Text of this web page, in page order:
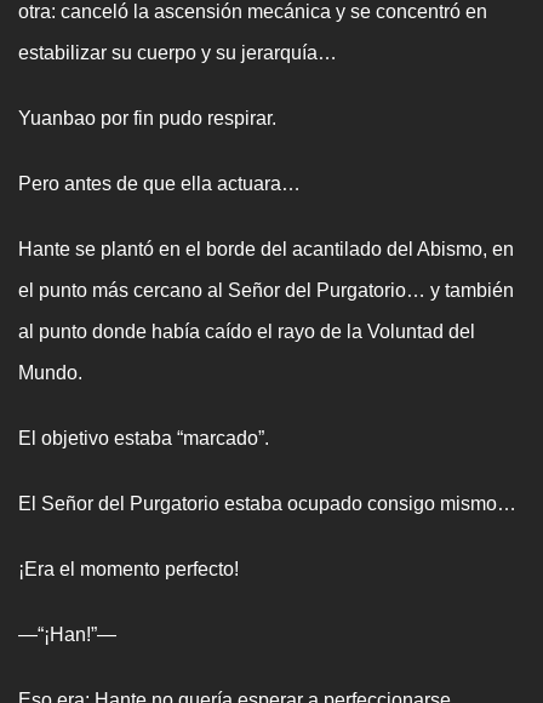
otra: canceló la ascensión mecánica y se concentró en
estabilizar su cuerpo y su jerarquía…
Yuanbao por fin pudo respirar.
Pero antes de que ella actuara…
Hante se plantó en el borde del acantilado del Abismo, en
el punto más cercano al Señor del Purgatorio… y también
al punto donde había caído el rayo de la Voluntad del
Mundo.
El objetivo estaba “marcado”.
El Señor del Purgatorio estaba ocupado consigo mismo…
¡Era el momento perfecto!
—“¡Han!”—